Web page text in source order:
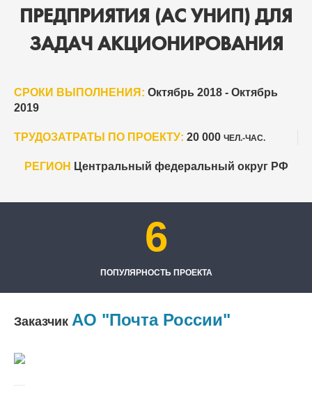
ПРЕДПРИЯТИЯ (АС УНИП) ДЛЯ
ЗАДАЧ АКЦИОНИРОВАНИЯ
СРОКИ ВЫПОЛНЕНИЯ: Октябрь 2018 - Октябрь
2019
ТРУДОЗАТРАТЫ ПО ПРОЕКТУ: 20 000 ЧЕЛ.-ЧАС.
РЕГИОН Центральный федеральный округ РФ
6
ПОПУЛЯРНОСТЬ ПРОЕКТА
Заказчик АО "Почта России"